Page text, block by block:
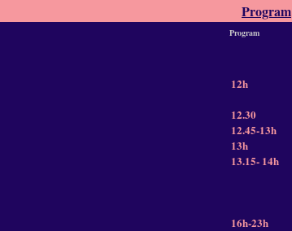
Program
Program
12h
12.30
12.45-13h
13h
13.15- 14h
16h-23h